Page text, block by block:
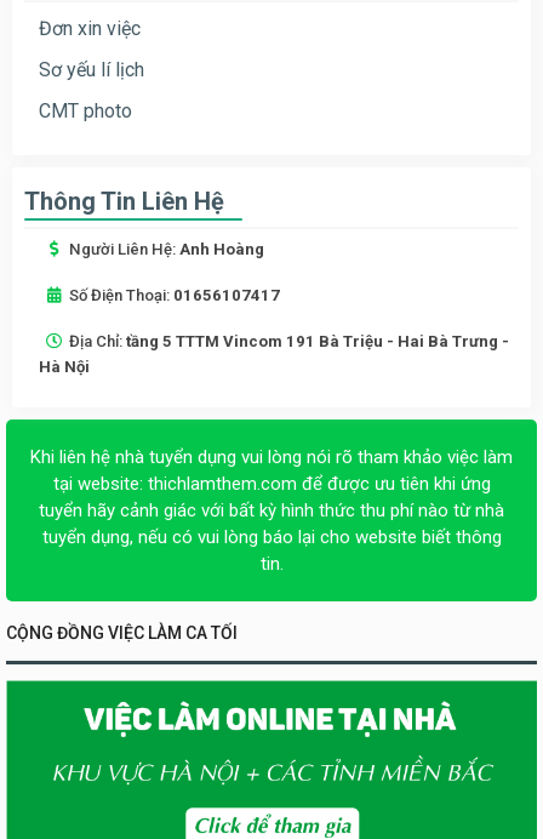
Đơn xin việc
Sơ yếu lí lịch
CMT photo
Thông Tin Liên Hệ
Người Liên Hệ: Anh Hoàng
Số Điện Thoại: 01656107417
Địa Chỉ: tầng 5 TTTM Vincom 191 Bà Triệu - Hai Bà Trưng -
Hà Nội
Khi liên hệ nhà tuyển dụng vui lòng nói rõ tham khảo việc làm
tại website: thichlamthem.com để được ưu tiên khi ứng
tuyển hãy cảnh giác với bất kỳ hình thức thu phí nào từ nhà
tuyển dụng, nếu có vui lòng báo lại cho website biết thông
tin.
CỘNG ĐỒNG VIỆC LÀM CA TỐI